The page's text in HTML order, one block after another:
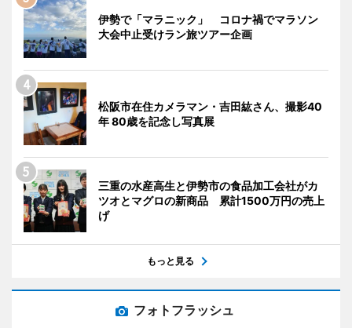
伊勢で「マラニック」 コロナ禍でマラソン
大会中止受けラン旅ツアー企画
松阪市在住カメラマン・吉田紘さん、撮影40
年 80歳を記念し写真展
三重の水産高生と伊勢市の食品加工会社がカ
ツオとマグロの新商品 累計1500万円の売上
げ
もっと見る
フォトフラッシュ